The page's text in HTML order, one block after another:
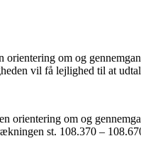
om og
vil få lejlighed til at
om og
st. 108.370 –